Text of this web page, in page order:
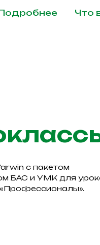
Что
с пакетом
БАС и УМК для
«Профессионалы».